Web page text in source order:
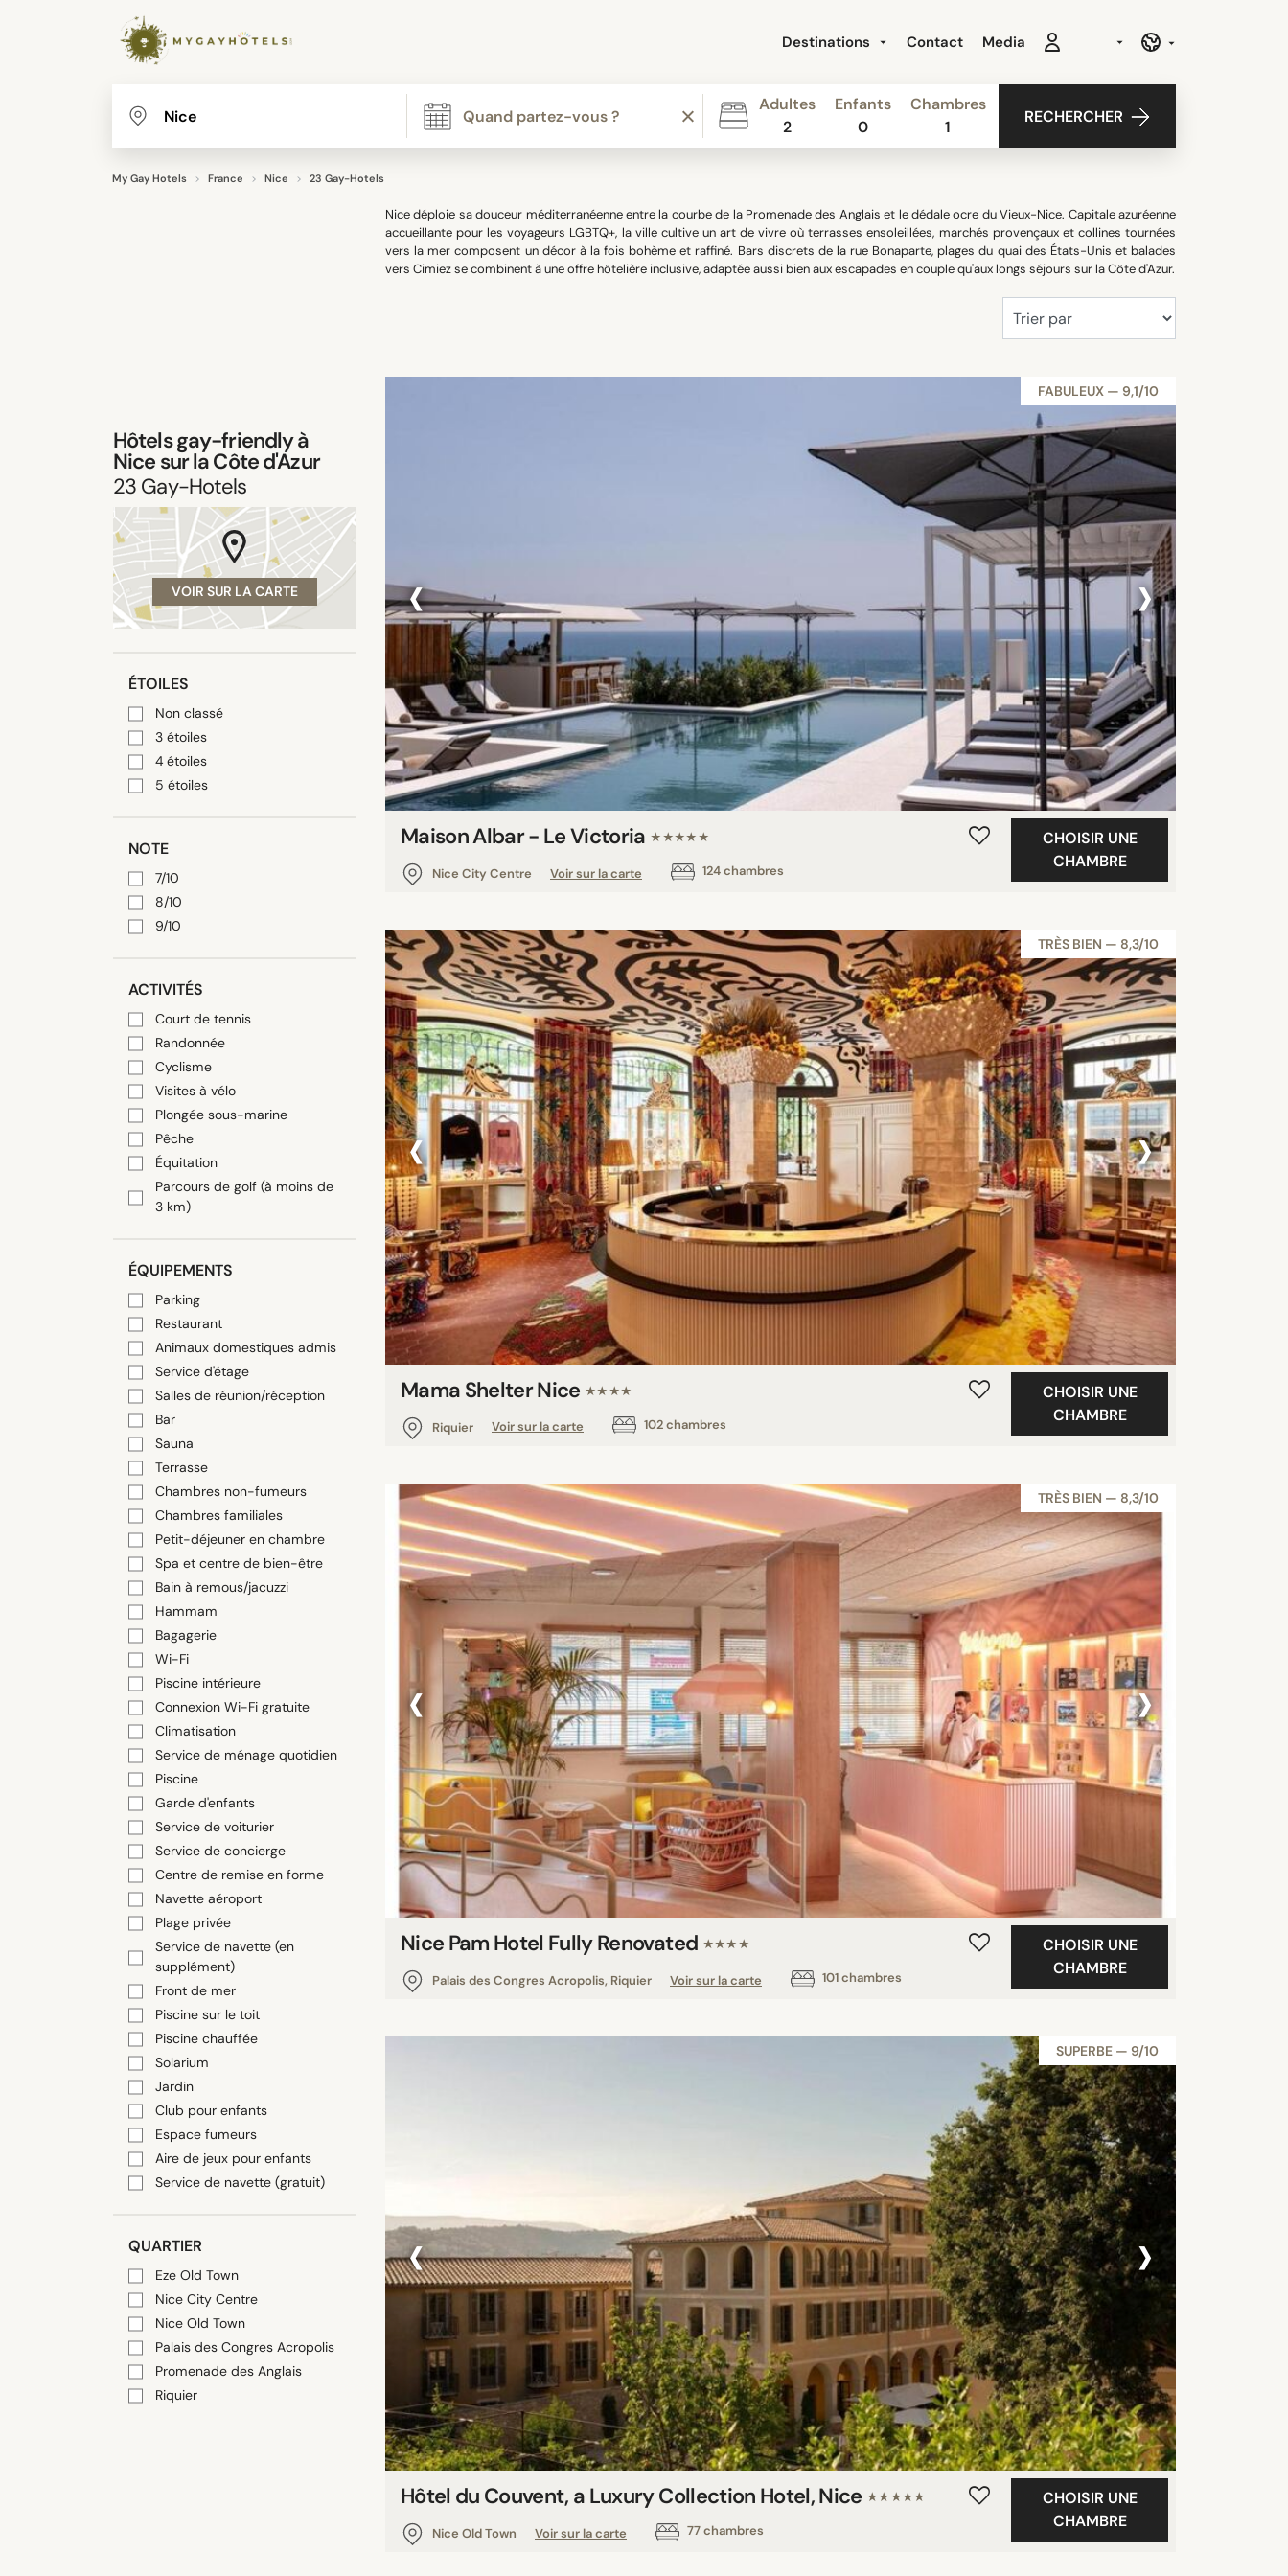
Destinations Contact Media
Adultes
2
Enfants
0
Chambres
1
RECHERCHER
My Gay Hotels France Nice 23 Gay-Hotels
Hôtels gay-friendly à
Nice sur la Côte d'Azur
23 Gay-Hotels
VOIR SUR LA CARTE
ÉTOILES
Non classé
3 étoiles
4 étoiles
5 étoiles
NOTE
7/10
8/10
9/10
ACTIVITÉS
Court de tennis
Randonnée
Cyclisme
Visites à vélo
Plongée sous-marine
Pêche
Équitation
Parcours de golf (à moins de
3 km)
ÉQUIPEMENTS
Parking
Restaurant
Animaux domestiques admis
Service d'étage
Salles de réunion/réception
Bar
Sauna
Terrasse
Chambres non-fumeurs
Chambres familiales
Petit-déjeuner en chambre
Spa et centre de bien-être
Bain à remous/jacuzzi
Hammam
Bagagerie
Wi-Fi
Piscine intérieure
Connexion Wi-Fi gratuite
Climatisation
Service de ménage quotidien
Piscine
Garde d'enfants
Service de voiturier
Service de concierge
Centre de remise en forme
Navette aéroport
Plage privée
Service de navette (en
supplément)
Front de mer
Piscine sur le toit
Piscine chauffée
Solarium
Jardin
Club pour enfants
Espace fumeurs
Aire de jeux pour enfants
Service de navette (gratuit)
QUARTIER
Eze Old Town
Nice City Centre
Nice Old Town
Palais des Congres Acropolis
Promenade des Anglais
Riquier
Nice déploie sa douceur méditerranéenne entre la courbe de la Promenade des Anglais et le dédale ocre du Vieux-Nice. Capitale azuréenne
accueillante pour les voyageurs LGBTQ+, la ville cultive un art de vivre où terrasses ensoleillées, marchés provençaux et collines tournées
vers la mer composent un décor à la fois bohème et raffiné. Bars discrets de la rue Bonaparte, plages du quai des États-Unis et balades
vers Cimiez se combinent à une offre hôtelière inclusive, adaptée aussi bien aux escapades en couple qu'aux longs séjours sur la Côte d'Azur.
FABULEUX — 9,1/10
‹ ›
Maison Albar - Le Victoria ★★★★★
Nice City Centre Voir sur la carte 124 chambres
CHOISIR UNE
CHAMBRE
TRÈS BIEN — 8,3/10
‹ ›
Mama Shelter Nice ★★★★
Riquier Voir sur la carte 102 chambres
CHOISIR UNE
CHAMBRE
TRÈS BIEN — 8,3/10
‹ ›
Nice Pam Hotel Fully Renovated ★★★★
Palais des Congres Acropolis, Riquier Voir sur la carte 101 chambres
CHOISIR UNE
CHAMBRE
SUPERBE — 9/10
‹ ›
Hôtel du Couvent, a Luxury Collection Hotel, Nice ★★★★★
Nice Old Town Voir sur la carte 77 chambres
CHOISIR UNE
CHAMBRE